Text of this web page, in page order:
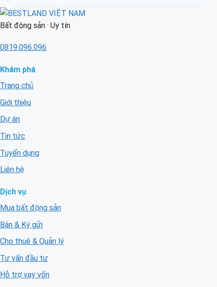
Bất động sản · Uy tín
0819.096.096
Khám phá
Trang chủ
Giới thiệu
Dự án
Tin tức
Tuyển dụng
Liên hệ
Dịch vụ
Mua bất động sản
Bán & Ký gửi
Cho thuê & Quản lý
Tư vấn đầu tư
Hỗ trợ vay vốn